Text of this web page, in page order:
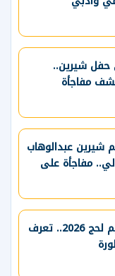
حفل شيرين..
مفاجأة
شيرين عبدالوهاب
مفاجأة على
أمراض تمنع التقديم لحج 2026.. تعرف